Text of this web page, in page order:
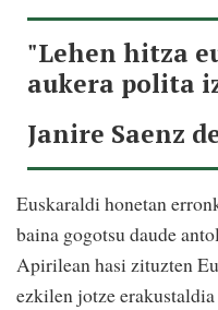
"Lehen hitza
aukera polita
Janire Saenz
Euskaraldi honetan
baina gogotsu daude
Apirilean hasi zituzten
ezkilen jotze